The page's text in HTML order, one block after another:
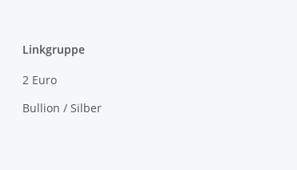
Linkgruppe
2 Euro
Bullion / Silber